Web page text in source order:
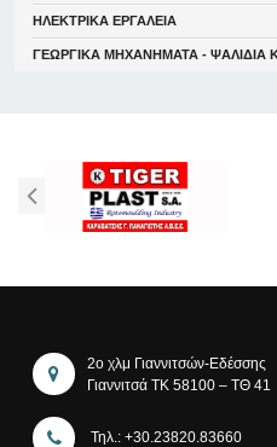
ΗΛΕΚΤΡΙΚΑ ΕΡΓΑΛΕΙΑ
ΓΕΩΡΓΙΚΑ ΜΗΧΑΝΗΜΑΤΑ - ΨΑΛΙΔΙΑ
2ο χλμ Γιαννιτσών-Εδέσσης
Γιαννιτσά ΤΚ 58100 – ΤΘ 41
Τηλ.: +30.23820.83660